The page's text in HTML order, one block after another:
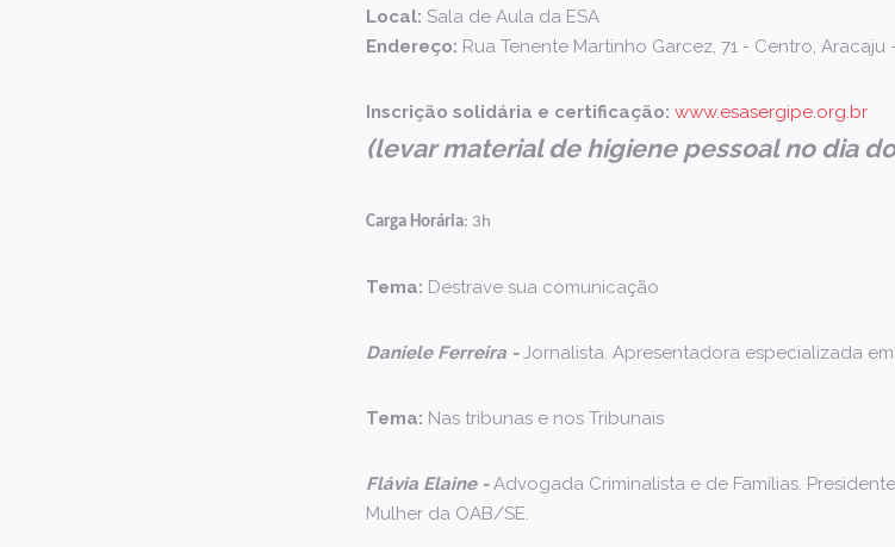
Local: Sala de Aula da ESA
Endereço: Rua Tenente Martinho Garcez, 71 - Centro, Aracaju
Inscrição solidária e certificação: www.esasergipe.org.br
(levar material de higiene pessoal no dia
Carga Horária: 3h
Tema: Destrave sua comunicação
Daniele Ferreira -Jornalista. Apresentadora especializada
Tema: Nas tribunas e nos Tribunais
Flávia Elaine -Advogada Criminalista e de Famílias.
Mulher da OAB/SE.